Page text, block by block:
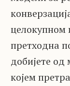
целокупном
претходна
добијете од
којем